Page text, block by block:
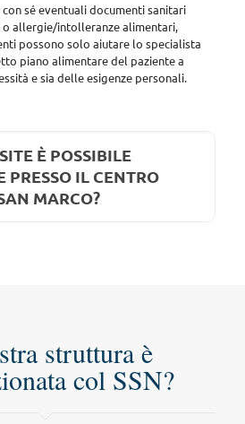
sé eventuali documenti sanitari
allergie/intolleranze alimentari,
possono solo aiutare lo specialista
piano alimentare del paziente a
e sia delle esigenze personali.
È POSSIBILE
PRESSO IL CENTRO
MARCO?
struttura è
col SSN?